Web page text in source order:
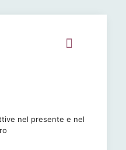
nel presente e nel